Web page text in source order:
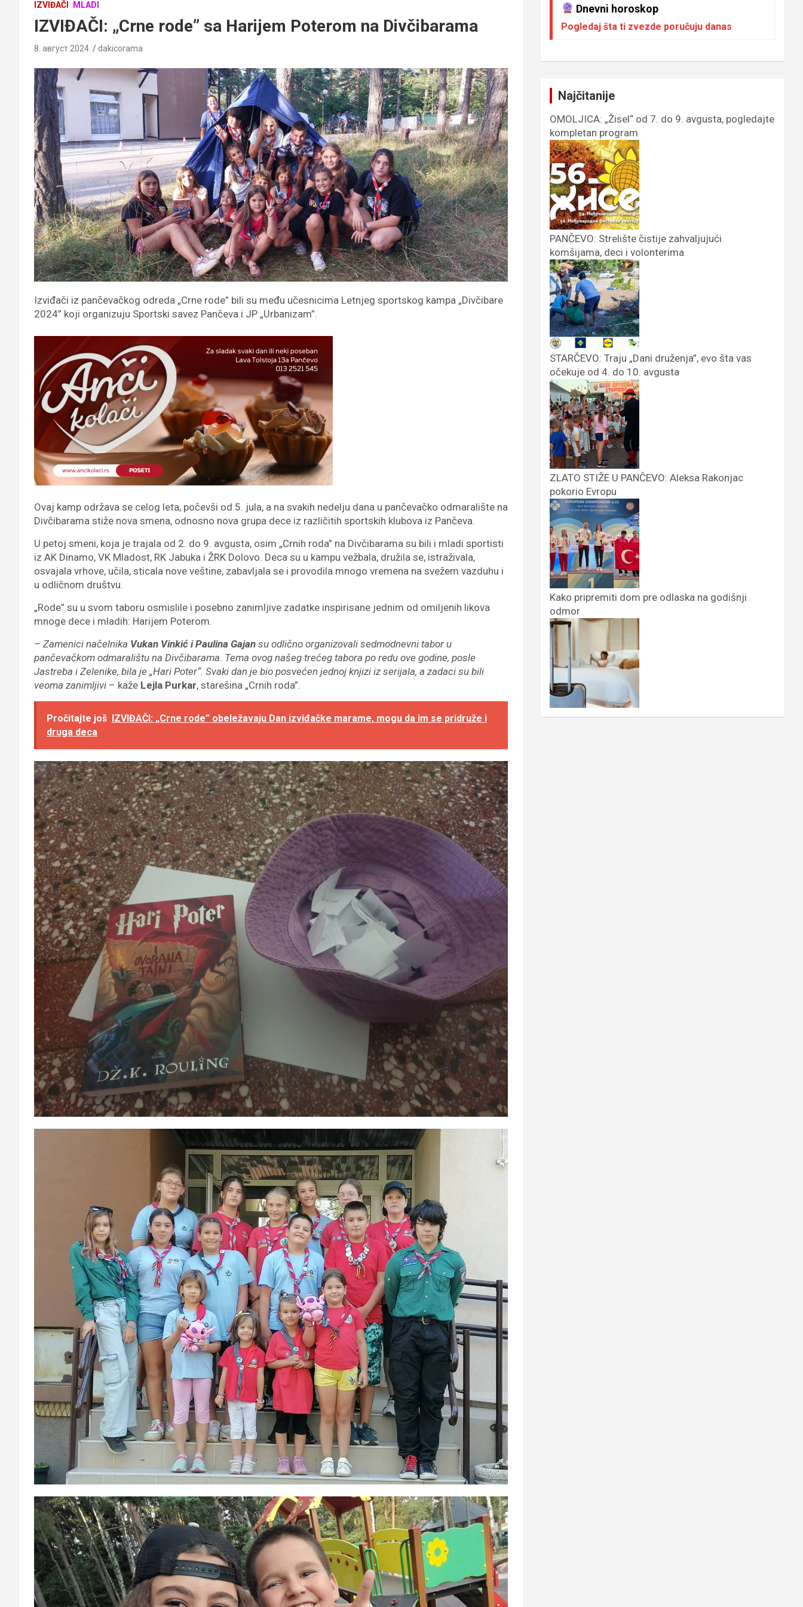
IZVIĐAČI MLADI
IZVIĐAČI: „Crne rode” sa Harijem Poterom na Divčibarama
8. август 2024. dakicorama
Izviđači iz pančevačkog odreda „Crne rode” bili su među učesnicima Letnjeg sportskog kampa „Divčibare
2024” koji organizuju Sportski savez Pančeva i JP „Urbanizam”.
Ovaj kamp održava se celog leta, počevši od 5. jula, a na svakih nedelju dana u pančevačko odmaralište na
Divčibarama stiže nova smena, odnosno nova grupa dece iz različitih sportskih klubova iz Pančeva.
U petoj smeni, koja je trajala od 2. do 9. avgusta, osim „Crnih roda” na Divčibarama su bili i mladi sportisti
iz AK Dinamo, VK Mladost, RK Jabuka i ŽRK Dolovo. Deca su u kampu vežbala, družila se, istraživala,
osvajala vrhove, učila, sticala nove veštine, zabavljala se i provodila mnogo vremena na svežem vazduhu i
u odličnom društvu.
„Rode” su u svom taboru osmislile i posebno zanimljive zadatke inspirisane jednim od omiljenih likova
mnoge dece i mladih: Harijem Poterom.
– Zamenici načelnika Vukan Vinkić i Paulina Gajan su odlično organizovali sedmodnevni tabor u
pančevačkom odmaralištu na Divčibarama. Tema ovog našeg trećeg tabora po redu ove godine, posle
Jastreba i Zelenike, bila je „Hari Poter“. Svaki dan je bio posvećen jednoj knjizi iz serijala, a zadaci su bili
veoma zanimljivi – kaže Lejla Purkar, starešina „Crnih roda”.
Pročitajte još IZVIĐAČI: „Crne rode” obeležavaju Dan izviđačke marame, mogu da im se pridruže i
druga deca
Dnevni horoskop
Pogledaj šta ti zvezde poručuju danas
Najčitanije
OMOLJICA: „Žisel“ od 7. do 9. avgusta, pogledajte
kompletan program
PANČEVO: Strelište čistije zahvaljujući
komšijama, deci i volonterima
STARČEVO: Traju „Dani druženja”, evo šta vas
očekuje od 4. do 10. avgusta
ZLATO STIŽE U PANČEVO: Aleksa Rakonjac
pokorio Evropu
Kako pripremiti dom pre odlaska na godišnji
odmor